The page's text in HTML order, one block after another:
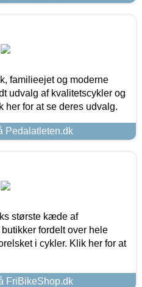
familieejet og moderne
udvalg af kvalitetscykler og
her for at se deres udvalg.
Pedalatleten.dk
største kæde af
fordelt over hele
i cykler. Klik her for at
FriBikeShop.dk